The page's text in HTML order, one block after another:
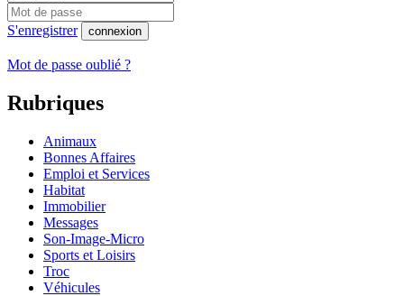
S'enregistrer connexion
Mot de passe oublié ?
Rubriques
Animaux
Bonnes Affaires
Emploi et Services
Habitat
Immobilier
Messages
Son-Image-Micro
Sports et Loisirs
Troc
Véhicules